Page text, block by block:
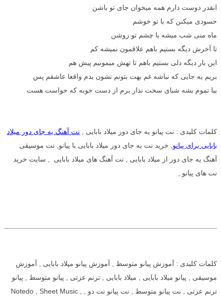
انقدر دوست دارم همه میخوان جای تو باشن
حسودی میکنن که با تو خوشم
ماه منی شب میشه با چشم تو روشن
تا آخرش دیگه بستیم باهم علاقمون نمیشه کم
این بار دیگه دلی بستیم باهم تا تهش میمونیم پیش هم
بریم یه جایی که نباشه غم بهت بتونم نشون بدم واقعا عاشقم پس
بیا تموم بشه شبای سخت نذار برم از دست خوبه که حواست هست
کلمات کلیدی : نت پیانو یه جای دور میلاد بابایی , نت آهنگ یه جای دور میلاد
بابایی برای پیانو , خرید نت یه جای دور میلاد بابایی با پیانو, نت موسیقی
آهنگ یه جای دور از میلاد بابایی , نت آهنگ های میلاد بابایی , سایت خرید
نت های پیانو ,
کلمات کلیدی : آموزش پیانو متوسط , آموزش پیانو میلاد بابایی , آموزش
موسیقی , پیانو میلاد بابایی , میلاد بابایی , ترنم عزتی , پیانو متوسط , پیانو
ترنم عزتی , نت پیانو متوسط , نت پیانو نت دو , Notedo , Sheet Music ,